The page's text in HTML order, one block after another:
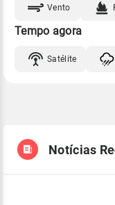
Vento
Tempo agora
Satélite
Notícias